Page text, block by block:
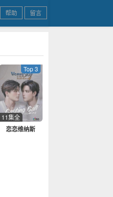
帮助 留言
恋恋维纳斯
Top 3
11集全